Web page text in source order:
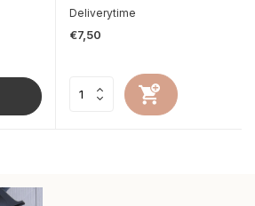
Deliverytime
€7,50